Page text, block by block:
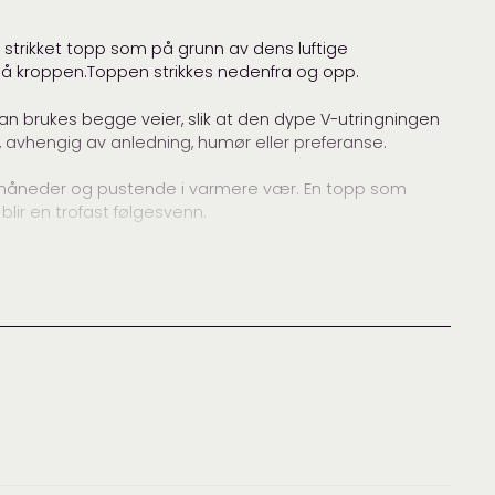
topp som på grunn av dens luftige
kroppen.Toppen strikkes nedenfra og opp.
brukes begge veier, slik at den dype V-utringningen
av anledning, humør eller preferanse.
og pustende i varmere vær. En topp som
en trofast følgesvenn.
den med dyp utringning foran eller som åpen
utringningen som forstykket, siden dette er den
dine egne mål, men estimert garnmengde til de ulike